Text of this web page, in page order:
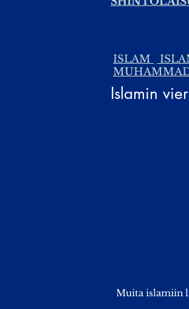
ISLAM
Islamin
Muita islamiin